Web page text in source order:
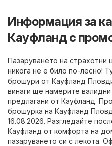
Информация за
Кауфланд с
Пазаруването на страхотни
никога не е било по-лесно!
брошури от Кауфланд
винаги ще намерите
предлагани от Кауфланд.
брошурка на Кауфланд
16.08.2026. Разгледайте
Кауфланд от комфорта на
пазаруването си с лекота.